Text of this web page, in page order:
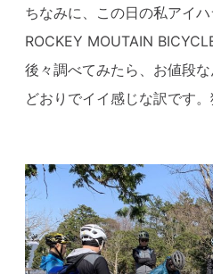
ちなみに、この日の私アイ
ROCKEY MOUTAIN
後々調べてみたら、お値段
どおりでイイ感じな訳です。